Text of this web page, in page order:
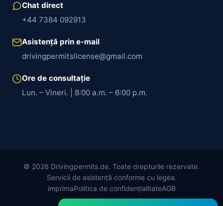
Chat direct
+44 7384 092913
Asistență prin e-mail
drivingpermitslicense@gmail.com
Ore de consultație
Lun. – Vineri. | 8:00 a.m. – 6:00 p.m.
© 2026 Drivingpermits.de. Toate drepturile rezervate.
Servicii de asistență conforme cu legea.
imprimaPolitica de confidențialitateAGB